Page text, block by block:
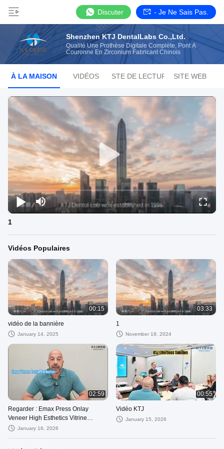
Discuter - Je Ne Sais Pas.
Shenzhen KTJ DentalLabs Co.,Ltd.
Qualité Une Prothèse Digitale Complète, Pont À
Couronne En Zirconium Fabricant Chinois
À LA MAISON VIDÉOS LISTE DE LECTURE SITE WEB
1
Vidéos Populaires
00:15
vidéo de la bannière
January 14, 2025
03:33
1
November 19, 2024
02:59
Regarder : Emax Press Onlay
Veneer High Esthetics Vitrine
professionnelle Emax Inlay Onlay
January 16, 2026
00:55
Vidéo KTJ
January 15, 2026